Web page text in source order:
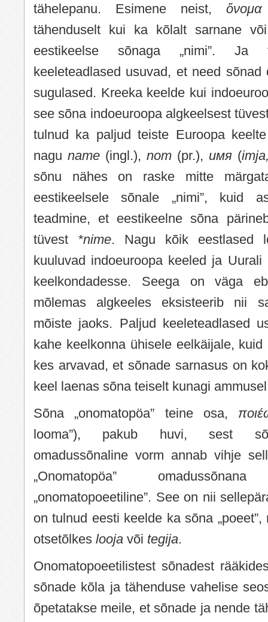
tähelepanu. Esimene neist,
tähenduselt kui ka kõlalt sarnane
eestikeelse sõnaga „nimi”. Ja
keeleteadlased usuvad, et need sõnad
sugulased. Kreeka keelde kui
see sõna indoeuroopa algkeelsest
tulnud ka paljud teiste Euroopa
nagu name (ingl.), nom (pr.), имя (
sõnu nähes on raske mitte
eestikeelsele sõnale „nimi”, kuid
teadmine, et eestikeelne sõna
tüvest *nime. Nagu kõik eestlased
kuuluvad indoeuroopa keeled ja Uurali
keelkondadesse. Seega on väga
mõlemas algkeeles eksisteerib nii
mõiste jaoks. Paljud keeleteadlased
kahe keelkonna ühisele eelkäijale,
kes arvavad, et sõnade sarnasus on
keel laenas sõna teiselt kunagi
Sõna „onomatopöa” teine osa,
looma”), pakub huvi, sest
omadussõnaline vorm annab vihje
„Onomatopöa”
„onomatopoeetiline”. See on nii
on tulnud eesti keelde ka sõna
otsetõlkes looja või tegija.
Onomatopoeetilistest sõnadest
sõnade kõla ja tähenduse vahelise
õpetatakse meile, et sõnade ja nende